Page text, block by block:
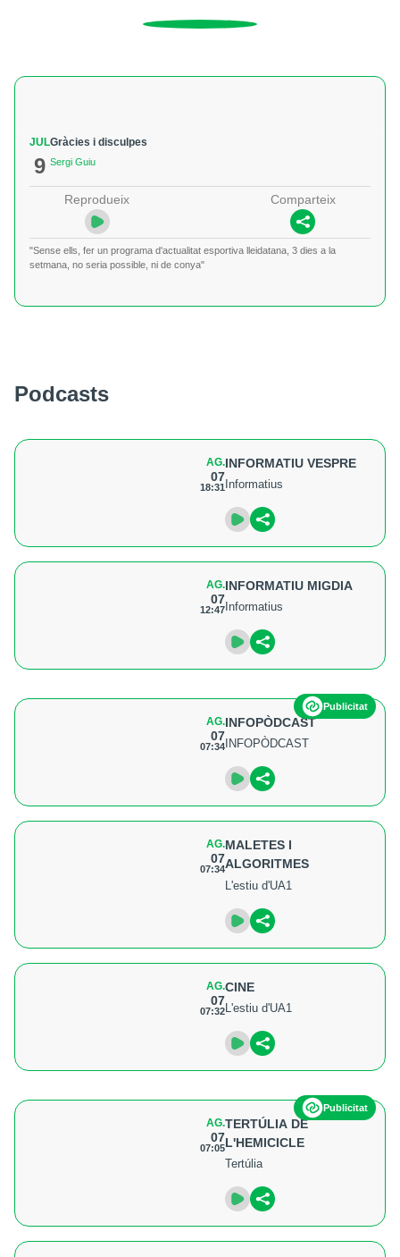
JUL
9
Gràcies i disculpes
Sergi Guiu
Reprodueix Comparteix
"Sense ells, fer un programa d'actualitat esportiva lleidatana, 3 dies a la
setmana, no seria possible, ni de conya"
Podcasts
AG.
07
18:31
INFORMATIU VESPRE
Informatius
AG.
07
12:47
INFORMATIU MIGDIA
Informatius
Publicitat
AG.
07
07:34
INFOPÒDCAST
INFOPÒDCAST
AG.
07
07:34
MALETES I
ALGORITMES
L'estiu d'UA1
AG.
07
07:32
CINE
L'estiu d'UA1
Publicitat
AG.
07
07:05
TERTÚLIA DE
L'HEMICICLE
Tertúlia